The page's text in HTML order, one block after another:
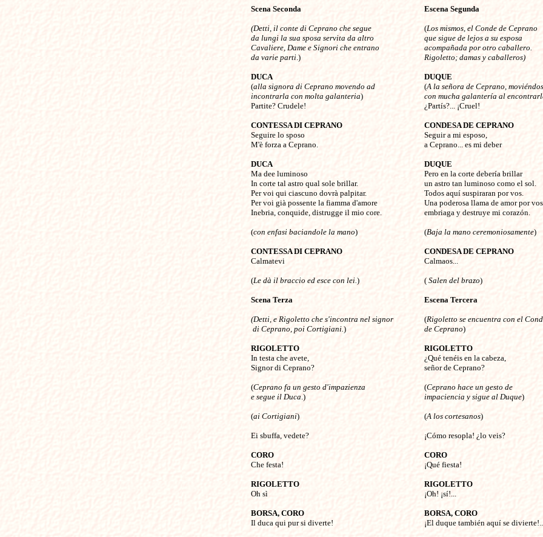
Scena Seconda
(Detti, il conte di Ceprano che segue
da lungi la sua sposa servita da altro
Cavaliere, Dame e Signori che entrano
da varie parti.)
DUCA
(alla signora di Ceprano movendo ad
incontrarla con molta galanteria)
Partite? Crudele!
CONTESSA DI CEPRANO
Seguire lo sposo
M'è forza a Ceprano.
DUCA
Ma dee luminoso
In corte tal astro qual sole brillar.
Per voi qui ciascuno dovrà palpitar.
Per voi già possente la fiamma d'amore
Inebria, conquide, distrugge il mio core.
(con enfasi baciandole la mano)
CONTESSA DI CEPRANO
Calmatevi
(Le dà il braccio ed esce con lei.)
Scena Terza
(Detti, e Rigoletto che s'incontra nel signor
di Ceprano, poi Cortigiani.)
RIGOLETTO
In testa che avete,
Signor di Ceprano?
(Ceprano fa un gesto d'impazienza
e segue il Duca.)
(ai Cortigiani)
Ei sbuffa, vedete?
CORO
Che festa!
RIGOLETTO
Oh sì
BORSA, CORO
Il duca qui pur si diverte!
Escena Segunda
(Los mismos, el Conde de Ceprano
que sigue de lejos a su esposa
acompañada por otro caballero.
Rigoletto; damas y caballeros)
DUQUE
(A la señora de Ceprano,
con mucha galantería al
¿Partís?... ¡Cruel!
CONDESA DE CEPRANO
Seguir a mi esposo,
a Ceprano... es mi deber
DUQUE
Pero en la corte debería brillar
un astro tan luminoso como el sol.
Todos aquí suspiraran por vos.
Una poderosa llama de amor por
embriaga y destruye mi corazón.
(Baja la mano ceremoniosamente)
CONDESA DE CEPRANO
Calmaos...
( Salen del brazo)
Escena Tercera
(Rigoletto se encuentra con el
de Ceprano)
RIGOLETTO
¿Qué tenéis en la cabeza,
señor de Ceprano?
(Ceprano hace un gesto de
impaciencia y sigue al Duque)
(A los cortesanos)
¡Cómo resopla! ¿lo veis?
CORO
¡Qué fiesta!
RIGOLETTO
¡Oh! ¡sí!...
BORSA, CORO
¡El duque también aquí se